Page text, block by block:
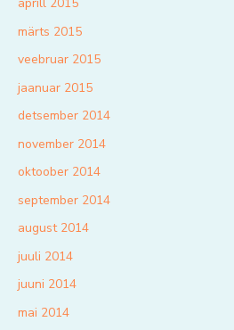
aprill 2015
märts 2015
veebruar 2015
jaanuar 2015
detsember 2014
november 2014
oktoober 2014
september 2014
august 2014
juuli 2014
juuni 2014
mai 2014